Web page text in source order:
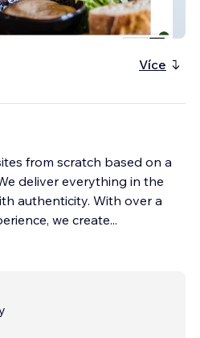
Více
from scratch based on a
deliver everything in the
authenticity. With over a
we create...